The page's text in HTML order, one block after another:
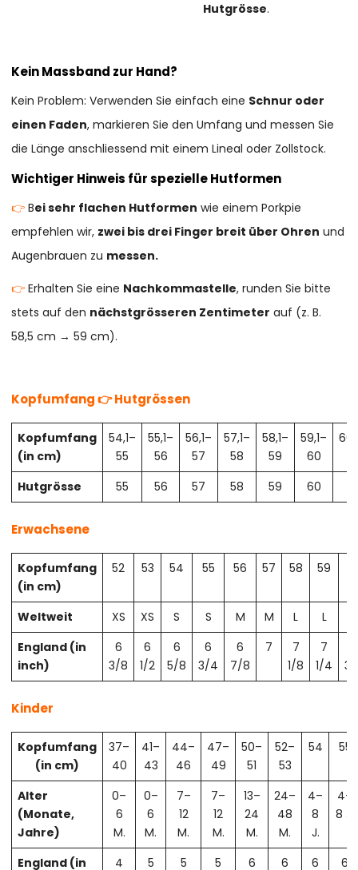
Hutgrösse.
Kein Massband zur Hand?
Kein Problem: Verwenden Sie einfach eine Schnur oder
einen Faden, markieren Sie den Umfang und messen Sie
die Länge anschliessend mit einem Lineal oder Zollstock.
Wichtiger Hinweis für spezielle Hutformen
👉Bei sehr flachen Hutformen wie einem Porkpie
empfehlen wir, zwei bis drei Finger breit über Ohren und
Augenbrauen zu messen.
👉Erhalten Sie eine Nachkommastelle, runden Sie bitte
stets auf den nächstgrösseren Zentimeter auf (z. B.
58,5 cm → 59 cm).
Kopfumfang 👉 Hutgrössen
Kopfumfang
(in cm)
54,1–
55
55,1–
56
56,1–
57
57,1–
58
58,1–
59
59,1–
60
Hutgrösse
55 56 57 58 59 60
Erwachsene
Kopfumfang
(in cm)
52 53 54 55 56 57 58 59
Weltweit XS XS S S M M L L
England (in
inch)
6
3/8
6
1/2
6
5/8
6
3/4
6
7/8
7
7
1/8
7
1/4
Kinder
Kopfumfang
(in cm)
37–
40
41–
43
44–
46
47–
49
50–
51
52–
53
54 55
Alter
(Monate,
Jahre)
0–
6
M.
0–
6
M.
7–
12
M.
7–
12
M.
13–
24
M.
24–
48
M.
4–
8
J.
4–
8 J.
England (in
4
5
5
5
6
6
6
6